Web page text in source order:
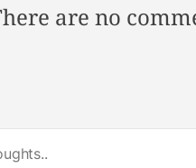
are no